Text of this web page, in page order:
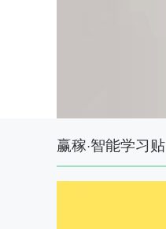
赢稼·智能学习贴